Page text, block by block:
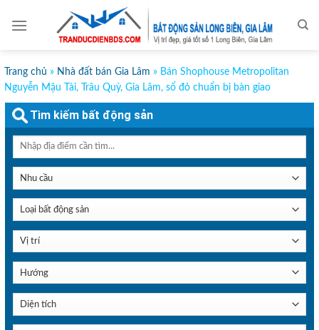
Trang chủ » Nhà đất bán Gia Lâm » Bán Shophouse Metropolitan
Nguyễn Mậu Tài, Trâu Quỳ, Gia Lâm, sổ đỏ chuẩn bị bàn giao
Tìm kiếm bất động sản